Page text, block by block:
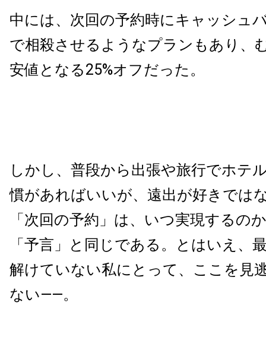
中には、次回の予約時にキャッシュ
で相殺させるようなプランもあり、
安値となる25%オフだった。
しかし、普段から出張や旅行でホテ
慣があればいいが、遠出が好きでは
「次回の予約」は、いつ実現するの
「予言」と同じである。とはいえ、
解けていない私にとって、ここを見
ない——。